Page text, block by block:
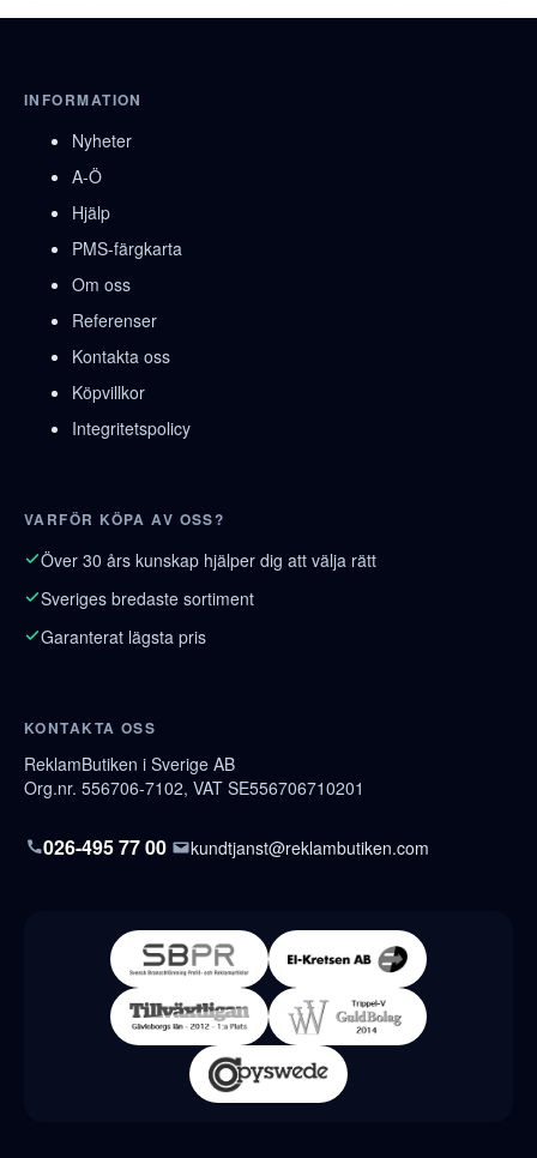
INFORMATION
Nyheter
A-Ö
Hjälp
PMS-färgkarta
Om oss
Referenser
Kontakta oss
Köpvillkor
Integritetspolicy
VARFÖR KÖPA AV OSS?
Över 30 års kunskap hjälper dig att välja rätt
Sveriges bredaste sortiment
Garanterat lägsta pris
KONTAKTA OSS
ReklamButiken i Sverige AB
Org.nr. 556706-7102, VAT SE556706710201
026-495 77 00 kundtjanst@reklambutiken.com